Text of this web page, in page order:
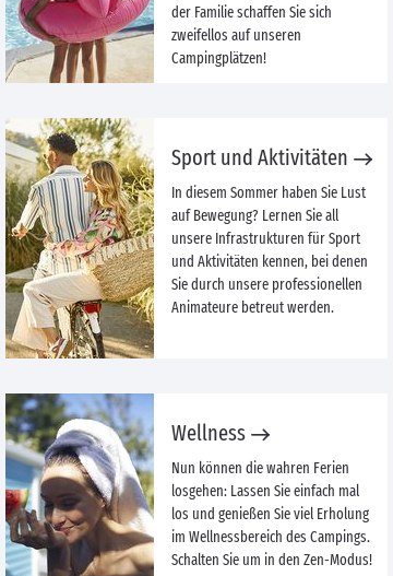
der Familie schaffen Sie sich
zweifellos auf unseren
Campingplätzen!
Sport und Aktivitäten
In diesem Sommer haben Sie Lust
auf Bewegung? Lernen Sie all
unsere Infrastrukturen für Sport
und Aktivitäten kennen, bei denen
Sie durch unsere professionellen
Animateure betreut werden.
Wellness
Nun können die wahren Ferien
losgehen: Lassen Sie einfach mal
los und genießen Sie viel Erholung
im Wellnessbereich des Campings.
Schalten Sie um in den Zen-Modus!